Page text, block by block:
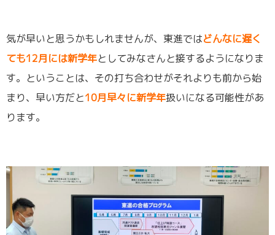
気が早いと思うかもしれませんが、東進ではどんなに遅く
ても12月には新学年としてみなさんと接するようになりま
す。ということは、その打ち合わせがそれよりも前から始
まり、早い方だと10月早々に新学年扱いになる可能性があ
ります。